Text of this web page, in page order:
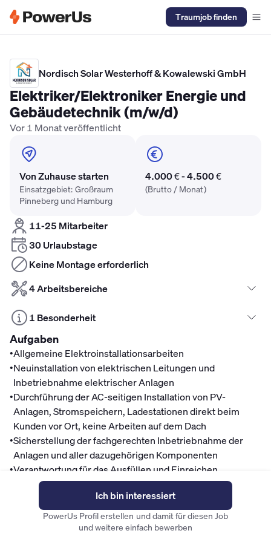
Traumjob finden
Nordisch Solar Westerhoff & Kowalewski GmbH
Elektriker/Elektroniker Energie und
Gebäudetechnik (m/w/d)
Vor 1 Monat veröffentlicht
Von Zuhause starten
Einsatzgebiet: Großraum
Pinneberg und Hamburg
4.000 € - 4.500 €
(Brutto / Monat)
11-25 Mitarbeiter
30 Urlaubstage
Keine Montage erforderlich
4 Arbeitsbereiche
1 Besonderheit
Aufgaben
•Allgemeine Elektroinstallationsarbeiten
•Neuinstallation von elektrischen Leitungen und
Inbetriebnahme elektrischer Anlagen
•Durchführung der AC-seitigen Installation von PV-
Anlagen, Stromspeichern, Ladestationen direkt beim
Kunden vor Ort, keine Arbeiten auf dem Dach
•Sicherstellung der fachgerechten Inbetriebnahme der
Anlagen und aller dazugehörigen Komponenten
•Verantwortung für das Ausfüllen und Einreichen
relevanter Messprotokolle sowie Abnahmedokumente in
Abstimmung mit dem Kunden
Fehlerbehebung, Wartung und Instandsetzung bereits
installierter Systeme, um einen reibungslosen Betrieb
Ich bin interessiert
PowerUs Profil erstellen und damit für diesen Job
und weitere einfach bewerben